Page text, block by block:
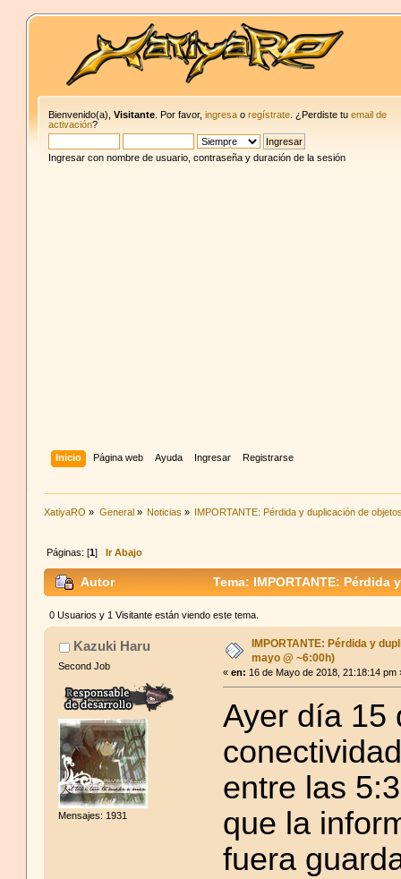
Bienvenido(a),Visitante . Por favor,ingresa oregístrate . ¿Perdiste tuemail de
activación?
Ingresar con nombre de usuario, contraseña y duración de la sesión
Inicio Página web Ayuda Ingresar Registrarse
XatiyaRO » General» Noticias » IMPORTANTE: Pérdida y duplicación de
Páginas: [1] Ir Abajo
Autor Tema: IMPORTANTE:
0 Usuarios y 1 Visitante están viendo este tema.
Kazuki Haru
Second Job
Mensajes: 1931
IMPORTANTE: Pérdida y
mayo @ ~6:00h)
«en: 16 de Mayo de 2018, 21:18:14 pm
Ayer día 15
entre las
que la
fuera